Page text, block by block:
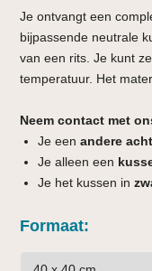
Je ontvangt een
bijpassende neutrale
van een rits. Je kunt
temperatuur. Het
Neem contact met
Je eenandere
Je alleen een
Je het kussen in
Formaat